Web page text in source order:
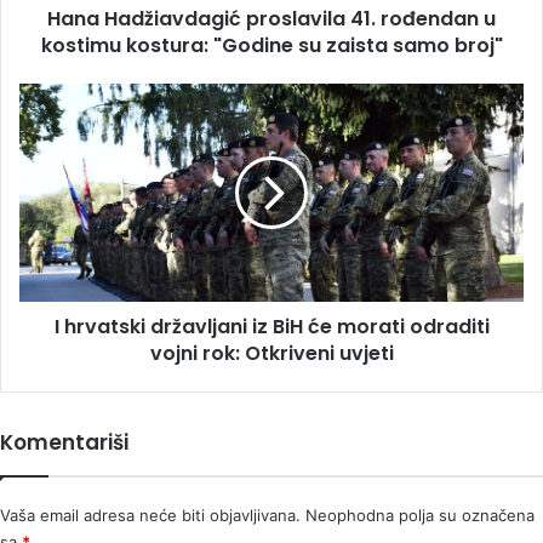
zaista
broj"
Hana Hadžiavdagić proslavila 41. rođendan u
kostimu kostura: "Godine su zaista samo broj"
I
hrvatski
državljani
BiH
će
morati
odraditi
vojni
I hrvatski državljani iz BiH će morati odraditi
vojni rok: Otkriveni uvjeti
Komentariši
Vaša email adresa neće biti objavljivana. Neophodna polja su označena